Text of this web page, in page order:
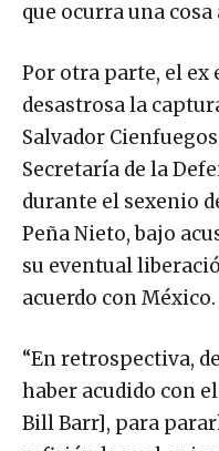
que ocurra una cosa
Por otra parte, el
desastrosa la
Salvador
Secretaría de la
durante el sexenio
Peña Nieto, bajo
su eventual
acuerdo con México.
“En retrospectiva,
haber acudido con el
Bill Barr], para